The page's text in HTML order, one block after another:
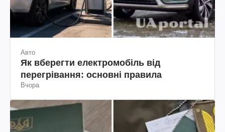
Авто
Як вберегти електромобіль від
перегрівання: основні правила
Вчора